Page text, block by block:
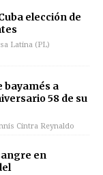
elección de
Latina (PL)
bayamés a
58 de su
Cintra Reynaldo
en